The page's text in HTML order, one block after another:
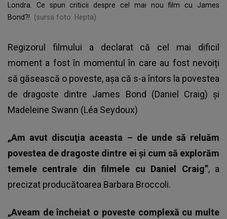
Londra. Ce spun criticii despre cel mai nou film cu James
Bond?!
(sursa foto: Hepta)
Regizorul filmului a declarat că cel mai dificil
moment a fost în momentul în care au fost nevoiți
să găsească o poveste, așa că s-a întors la povestea
de dragoste dintre James Bond (Daniel Craig) şi
Madeleine Swann (Léa Seydoux)
„Am avut discuţia aceasta – de unde să reluăm
povestea de dragoste dintre ei şi cum să explorăm
temele centrale din filmele cu Daniel Craig”, a
precizat producătoarea Barbara Broccoli.
„Aveam de încheiat o poveste complexă cu multe